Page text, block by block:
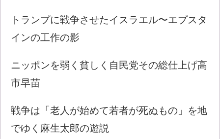
トランプに戦争させたイスラエル〜エプスタ
インの工作の影
ニッポンを弱く貧しく自民党その総仕上げ高
市早苗
戦争は「老人が始めて若者が死ぬもの」を地
でゆく麻生太郎の遊説